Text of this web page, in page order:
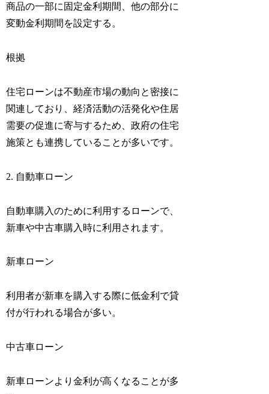
商品の一部に固定金利期間、他の部分に
変動金利期間を設定する。
根拠
住宅ローンは不動産市場の動向と密接に
関連しており、経済活動の活発化や住居
需要の促進に寄与するため、政府の住宅
施策とも連携していることが多いです。
2. 自動車ローン
自動車購入のために利用するローンで、
新車や中古車購入時に利用されます。
新車ローン
利用者が新車を購入する際に低金利で貸
付が行われる場合が多い。
中古車ローン
新車ローンより金利が高くなることが多